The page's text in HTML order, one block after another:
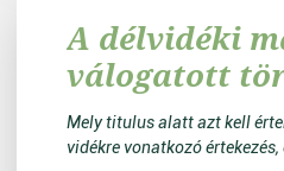
A délvidéki
válogatott
honismereti
bibliográfiája
Mely titulus alatt azt kell
vidékre vonatkozó